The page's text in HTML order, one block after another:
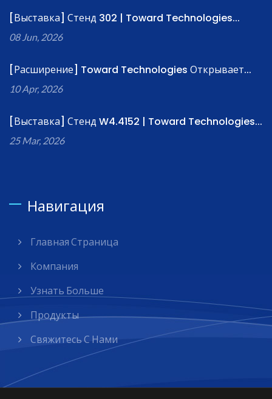
[Выставка] Стенд 302 | Toward Technologies...
08 Jun, 2026
[Расширение] Toward Technologies Открывает...
10 Apr, 2026
[Выставка] Стенд W4.4152 | Toward Technologies...
25 Mar, 2026
Навигация
Главная Страница
Компания
Узнать Больше
Продукты
Свяжитесь С Нами